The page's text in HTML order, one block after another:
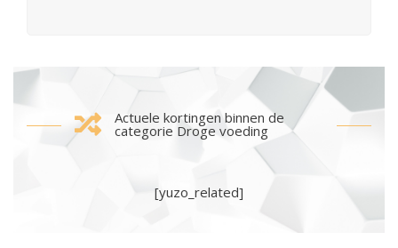
Actuele kortingen binnen de
categorie Droge voeding
[yuzo_related]